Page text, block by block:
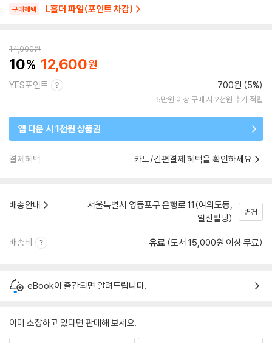
구매혜택 L홀더 파일(포인트 차감)
14,000원
10 12,600
YES포인트 700원 (5%)
5만원 이상 구매 시 2천원 추가 적립
앱 다운 시 1천원 상품권
결제혜택 카드/간편결제 혜택을 확인하세요
배송안내
서울특별시 영등포구 은행로 11(여의도동,
일신빌딩)
변경
배송비 유료 (도서 15,000원 이상 무료)
eBook이 출간되면 알려드립니다.
이미 소장하고 있다면 판매해 보세요.